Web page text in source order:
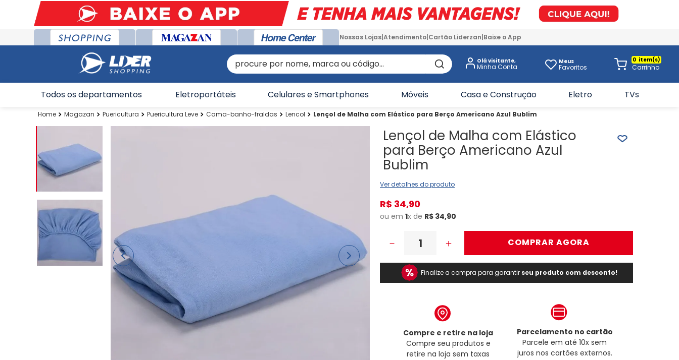
Nossas Lojas Atendimento Cartão Liderzan Baixe o App
procure por nome, marca ou código... Olá visitante, Meus
Favoritos
0
Todos os departamentos Eletroportáteis Celulares e Smartphones Móveis Casa e Construção Eletro TVs
Magazan Puericultura Puericultura Leve Cama-banho-fraldas Lencol Lençol de Malha com Elástico para Berço Americano Azul Bublim
Lençol de Malha com Elástico
para Berço Americano Azul
Bublim
Ver detalhes do produto
R$ 34,90
ou em1x de R$ 34,90
＋
－ COMPRAR AGORA
Finalize a compra para garantir seu produto com desconto!
Compre e retire na loja
Compre seu produtos e
retire na loja sem taxas
Parcelamento no cartão
Parcele em até 10x sem
juros nos cartões externos.